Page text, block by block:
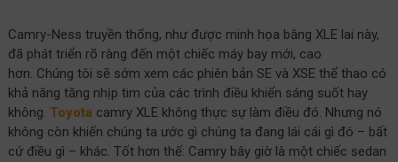
Camry-Ness truyền thống, như được minh họa bằng XLE lai này,
đã phát triển rõ ràng đến một chiếc máy bay mới, cao
hơn. Chúng tôi sẽ sớm xem các phiên bản SE và XSE thể thao có
khả năng tăng nhịp tim của các trình điều khiển sáng suốt hay
không. Toyota camry XLE không thực sự làm điều đó. Nhưng nó
không còn khiến chúng ta ước gì chúng ta đang lái cái gì đó – bất
cứ điều gì – khác. Tốt hơn thế: Camry bây giờ là một chiếc sedan